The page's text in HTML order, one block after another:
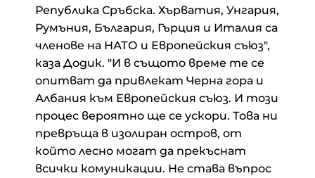
Република Сръбска. Хърватия, Унгария,
Румъния, България, Гърция и Италия са
членове на НАТО и Европейския съюз",
каза Додик. "И в същото време те се
опитват да привлекат Черна гора и
Албания към Европейския съюз. И този
процес вероятно ще се ускори. Това ни
превръща в изолиран остров, от
който лесно могат да прекъснат
всички комуникации. Не става въпрос